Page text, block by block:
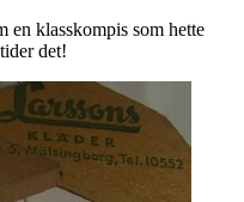
en klasskompis som hette
det!